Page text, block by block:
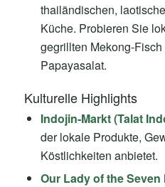
thailändischen,
Küche. Probieren Sie
gegrillten Mekong-
Papayasalat.
Kulturelle Highlights
Indojin-Markt (Talat
der lokale Produkte,
Köstlichkeiten anbietet.
Our Lady of the Seven